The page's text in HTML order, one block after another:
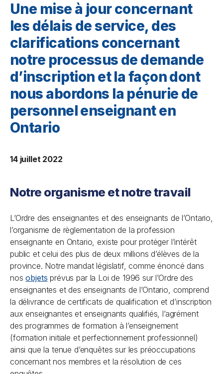
Une mise à jour concernant
les délais de service, des
clarifications concernant
notre processus de demande
d’inscription et la façon dont
nous abordons la pénurie de
personnel enseignant en
Ontario
14 juillet 2022
Notre organisme et notre travail
L’Ordre des enseignantes et des enseignants de l’Ontario,
l’organisme de règlementation de la profession
enseignante en Ontario, existe pour protéger l’intérêt
public et celui des plus de deux millions d’élèves de la
province. Notre mandat législatif, comme énoncé dans
nosobjets prévus par la Loi de 1996 sur l’Ordre des
enseignantes et des enseignants de l’Ontario, comprend
la délivrance de certificats de qualification et d’inscription
aux enseignantes et enseignants qualifiés, l’agrément
des programmes de formation à l’enseignement
(formation initiale et perfectionnement professionnel)
ainsi que la tenue d’enquêtes sur les préoccupations
concernant nos membres et la résolution de ces